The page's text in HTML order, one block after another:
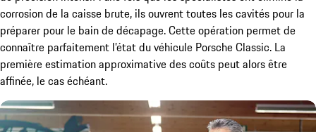
corrosion de la caisse brute, ils ouvrent toutes les cavités pour la
préparer pour le bain de décapage. Cette opération permet de
connaître parfaitement l’état du véhicule Porsche Classic. La
première estimation approximative des coûts peut alors être
affinée, le cas échéant.